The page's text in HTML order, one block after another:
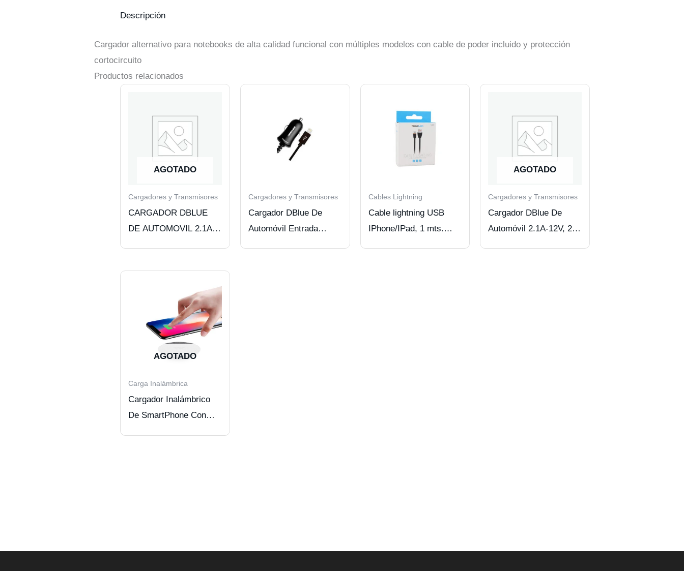
Descripción
Cargador alternativo para notebooks de alta calidad funcional con múltiples modelos con cable de poder incluido y protección
cortocircuito
Productos relacionados
AGOTADO
Cargadores y Transmisores
CARGADOR DBLUE
DE AUTOMOVIL 2.1A –
Cargadores y Transmisores
Cargador DBlue De
Automóvil Entrada
Cables Lightning
Cable lightning USB
IPhone/IPad, 1 mts.
AGOTADO
Cargadores y Transmisores
Cargador DBlue De
Automóvil 2.1A-12V, 2
AGOTADO
Carga Inalámbrica
Cargador Inalámbrico
De SmartPhone Con